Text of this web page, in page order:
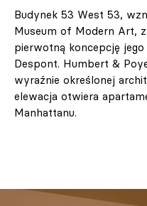
Budynek 53 West 53,
Museum of Modern Art,
pierwotną koncepcję
Despont. Humbert &
wyraźnie określonej
elewacja otwiera
Manhattanu.